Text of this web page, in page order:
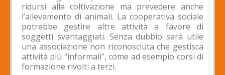
ridursi alla coltivazione ma prevedere anche
l’allevamento di animali. La cooperativa sociale
potrebbe gestire altre attività a favore di
soggetti svantaggiati. Senza dubbio sarà utile
una associazione non riconosciuta che gestisca
attività più “informali”, come ad esempio corsi di
formazione rivolti a terzi.